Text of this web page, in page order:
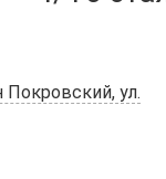
ул.